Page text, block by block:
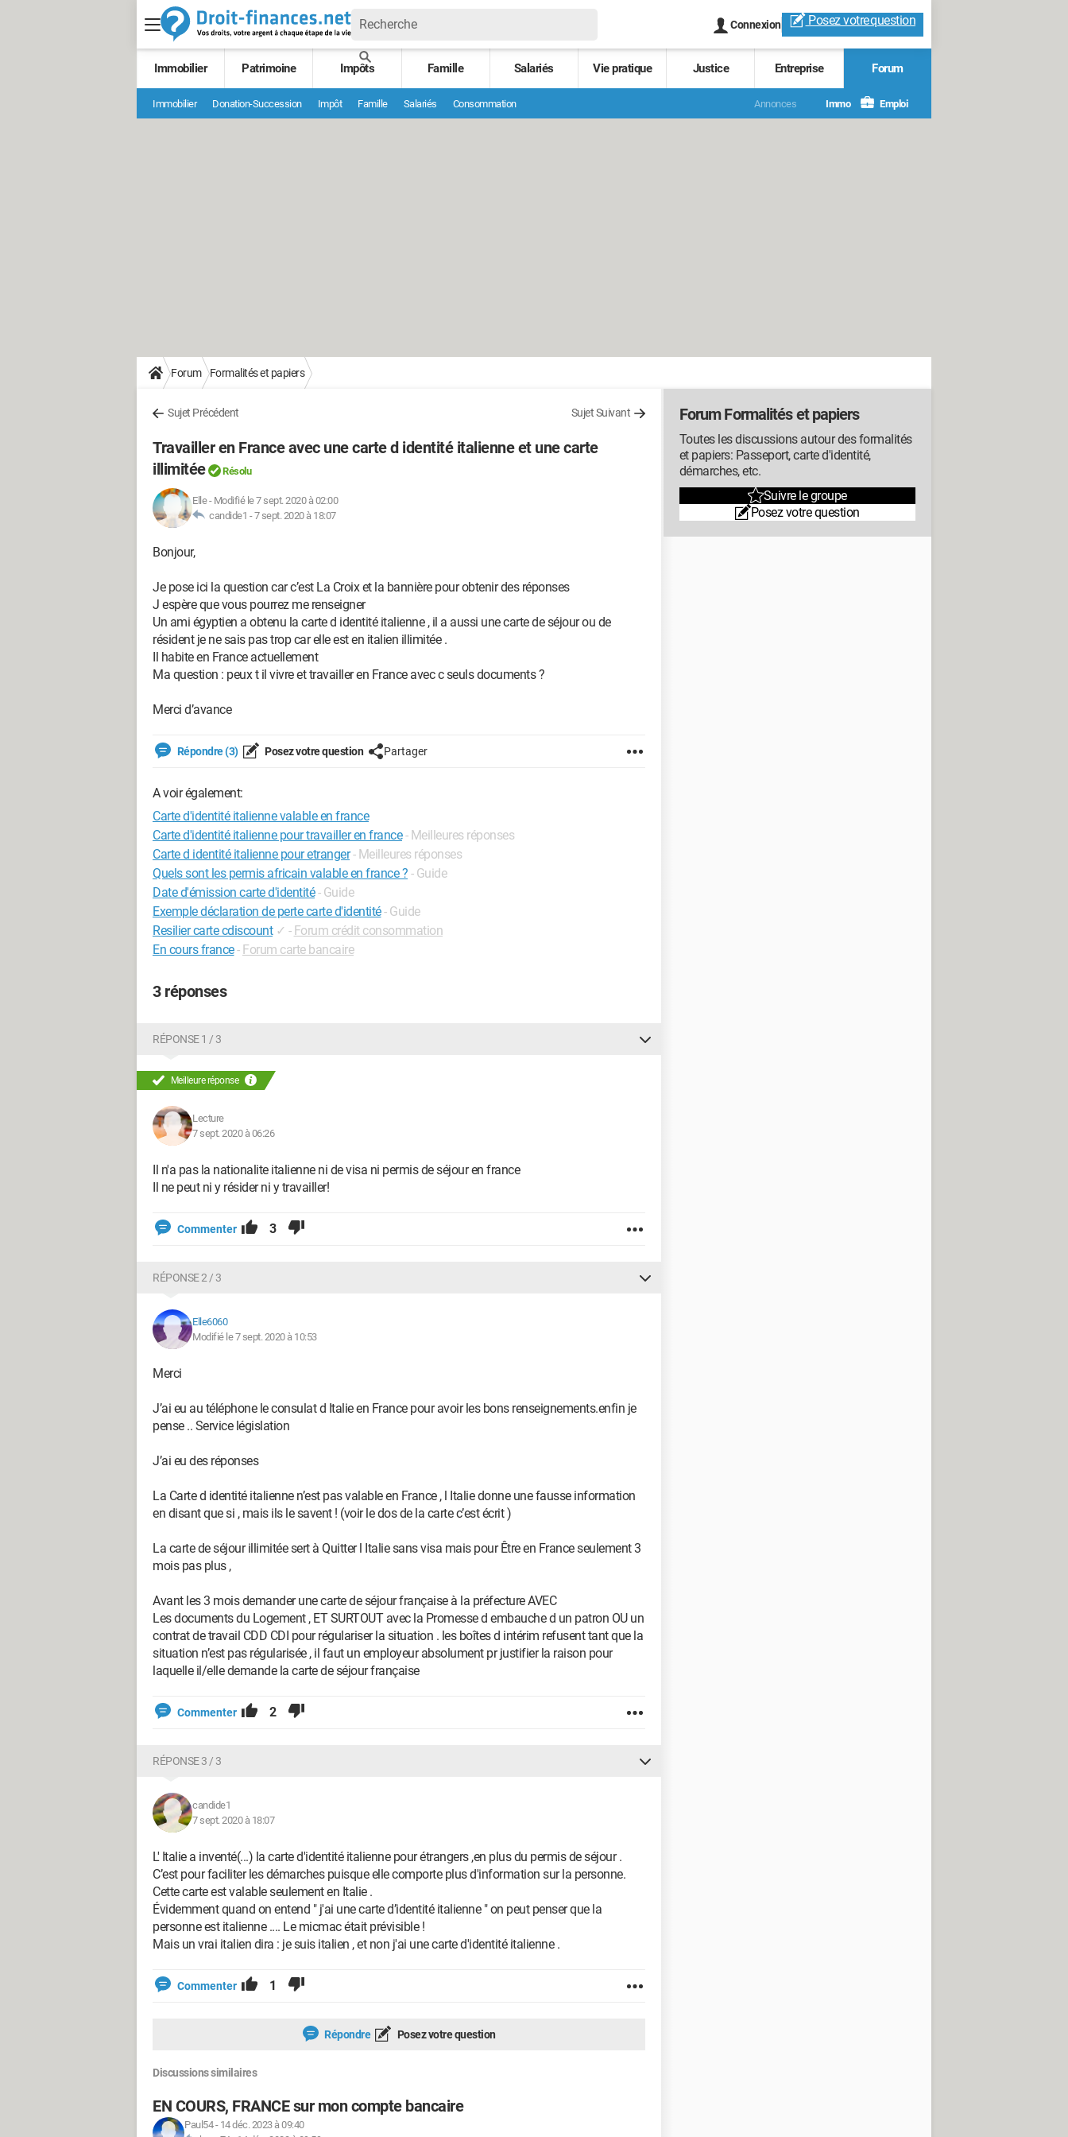
Connexion Posez votrequestion
Immobilier Patrimoine Impôts Famille Salariés Vie pratique Justice Entreprise Forum
Immobilier Donation-Succession Impôt Famille Salariés Consommation Annonces Immo Emploi
Forum Formalités et papiers
Sujet Précédent Sujet Suivant
Travailler en France avec une carte d identité italienne et une carte
illimitée
Résolu
Elle- Modifié le 7 sept. 2020 à 02:00
candide1 -7 sept. 2020 à 18:07
Bonjour,
Je pose ici la question car c’est La Croix et la bannière pour obtenir des réponses
J espère que vous pourrez me renseigner
Un ami égyptien a obtenu la carte d identité italienne , il a aussi une carte de séjour ou de
résident je ne sais pas trop car elle est en italien illimitée .
Il habite en France actuellement
Ma question : peux t il vivre et travailler en France avec c seuls documents ?
Merci d’avance
Répondre (3) Posez votre question Partager
A voir également:
Carte d'identité italienne valable en france
Carte d'identité italienne pour travailler en france - Meilleures réponses
Carte d identité italienne pour etranger - Meilleures réponses
Quels sont les permis africain valable en france ? - Guide
Date d'émission carte d'identité - Guide
Exemple déclaration de perte carte d'identité- Guide
Resilier carte cdiscount ✓ - Forum crédit consommation
En cours france- Forum carte bancaire
3 réponses
RÉPONSE 1 / 3
Meilleure réponse
Lecture
7 sept. 2020 à 06:26
Il n'a pas la nationalite italienne ni de visa ni permis de séjour en france
Il ne peut ni y résider ni y travailler!
Commenter 3
RÉPONSE 2 / 3
Elle6060
Modifié le 7 sept. 2020 à 10:53
Merci
J’ai eu au téléphone le consulat d Italie en France pour avoir les bons renseignements.enfin je
pense .. Service législation
J’ai eu des réponses
La Carte d identité italienne n’est pas valable en France , l Italie donne une fausse information
en disant que si , mais ils le savent ! (voir le dos de la carte c’est écrit )
La carte de séjour illimitée sert à Quitter l Italie sans visa mais pour Être en France seulement 3
mois pas plus ,
Avant les 3 mois demander une carte de séjour française à la préfecture AVEC
Les documents du Logement , ET SURTOUT avec la Promesse d embauche d un patron OU un
contrat de travail CDD CDI pour régulariser la situation . les boîtes d intérim refusent tant que la
situation n’est pas régularisée , il faut un employeur absolument pr justifier la raison pour
laquelle il/elle demande la carte de séjour française
Commenter 2
RÉPONSE 3 / 3
candide1
7 sept. 2020 à 18:07
L' Italie a inventé(...) la carte d'identité italienne pour étrangers ,en plus du permis de séjour .
C’est pour faciliter les démarches puisque elle comporte plus d'information sur la personne.
Cette carte est valable seulement en Italie .
Évidemment quand on entend " j'ai une carte d’identité italienne " on peut penser que la
personne est italienne .... Le micmac était prévisible !
Mais un vrai italien dira : je suis italien , et non j'ai une carte d'identité italienne .
Commenter 1
Répondre Posez votre question
Discussions similaires
EN COURS, FRANCE sur mon compte bancaire
Paul54- 14 déc. 2023 à 09:40
Forum Formalités et papiers
Toutes les discussions autour des formalités
et papiers: Passeport, carte d'identité,
démarches, etc.
Suivre le groupe
Posez votre question